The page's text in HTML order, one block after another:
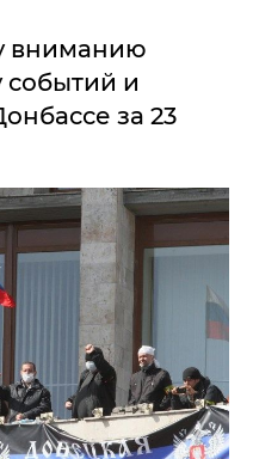
вниманию
событий и
за 23